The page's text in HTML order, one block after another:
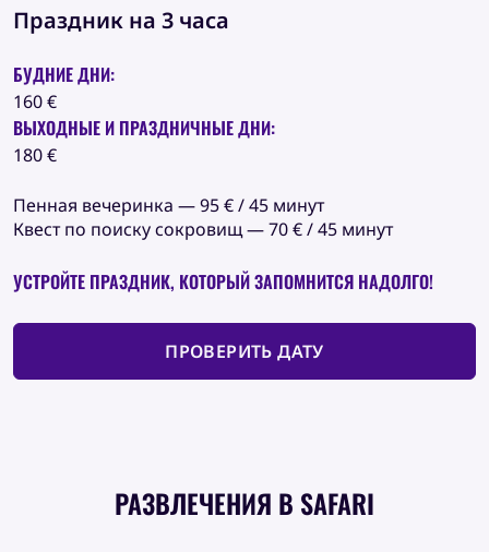
Праздник на 3 часа
БУДНИЕ ДНИ:
160 €
ВЫХОДНЫЕ И ПРАЗДНИЧНЫЕ ДНИ:
180 €
Пенная вечеринка — 95 € / 45 минут
Квест по поиску сокровищ — 70 € / 45 минут
УСТРОЙТЕ ПРАЗДНИК, КОТОРЫЙ ЗАПОМНИТСЯ НАДОЛГО!
ПРОВЕРИТЬ ДАТУ
РАЗВЛЕЧЕНИЯ В SAFARI